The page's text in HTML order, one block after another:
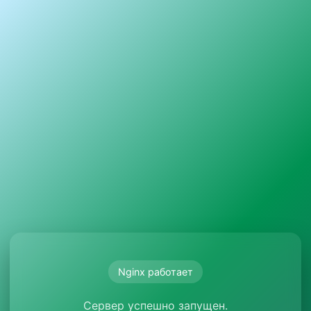
Nginx работает
Сервер успешно запущен.